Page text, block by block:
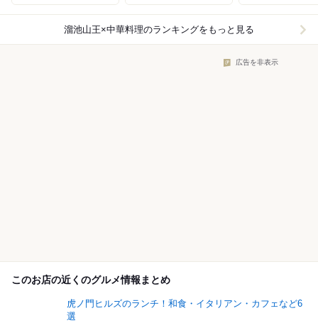
溜池山王×中華料理のランキングをもっと見る
広告を非表示
このお店の近くのグルメ情報まとめ
虎ノ門ヒルズのランチ！和食・イタリアン・カフェなど6
選